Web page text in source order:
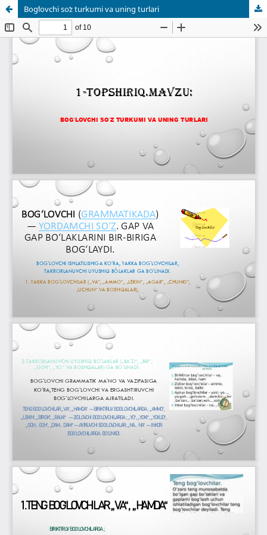
Bogʻlovchi soʻz turkumi va uning turlari